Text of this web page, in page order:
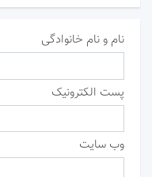
نام و نام خانوادگی
پست الکترونیک
وب سایت